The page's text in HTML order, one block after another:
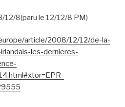
12/8(paru le 12/12/8 PM)
article/2008/12/12/de-la-
les-dernieres-